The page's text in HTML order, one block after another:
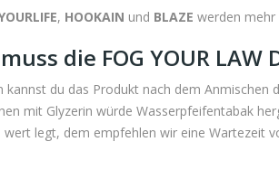
, HOOKAIN und BLAZE werden mehr
die FOG YOUR LAW
kannst du das Produkt nach dem Anmischen
mit Glyzerin würde Wasserpfeifentabak
legt, dem empfehlen wir eine Wartezeit